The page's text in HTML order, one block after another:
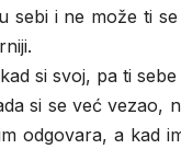
sebi i ne može ti se
si svoj, pa ti sebe
si se već vezao,
odgovara, a kad